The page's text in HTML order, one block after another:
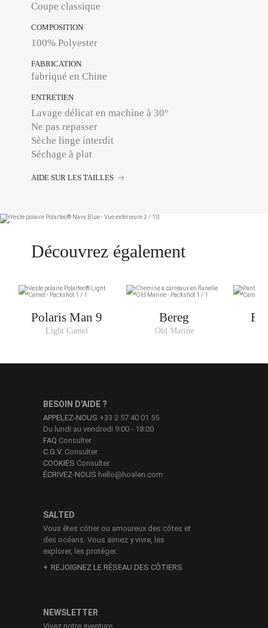
Coupe classique
COMPOSITION
100% Polyester
FABRICATION
fabriqué en Chine
ENTRETIEN
Lavage délicat en machine à 30°
Ne pas repasser
Sèche linge interdit
Séchage à plat
AIDE SUR LES TAILLES
Découvrez également
Polaris Man 9
Light Camel
Bereg
Old Marine
SALTED
Vous êtes côtier ou amoureux des côtes et
des océans. Vous aimez y vivre, les
explorer, les protéger.
REJOIGNEZ LE RÉSEAU DES CÔTIERS
BESOIN D'AIDE ?
APPELEZ-NOUS +33 2 57 40 01 55
Du lundi au vendredi 9:00 - 18:00
FAQ Consulter
C.G.V. Consulter
COOKIES Consulter
ÉCRIVEZ-NOUS hello@hoalen.com
NEWSLETTER
Vivez notre aventure.